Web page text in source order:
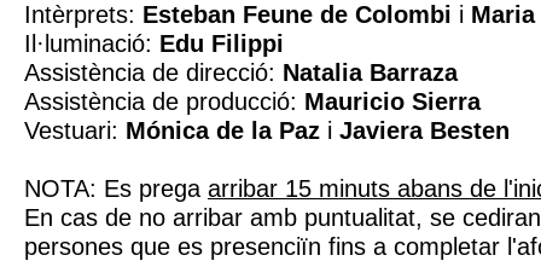
Intèrprets: Esteban Feune de Colombi i
Il·luminació: Edu Filippi
Assistència de direcció: Natalia Barraza
Assistència de producció: Mauricio Sierra
Vestuari: Mónica de la Paz i Javiera Besten
NOTA: Es prega arribar 15 minuts abans de
En cas de no arribar amb puntualitat, se
persones que es presenciïn fins a completar